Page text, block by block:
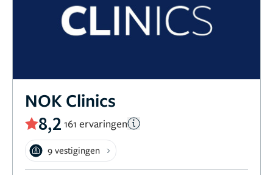
NOK Clinics
8,2 161 ervaringen
9 vestigingen